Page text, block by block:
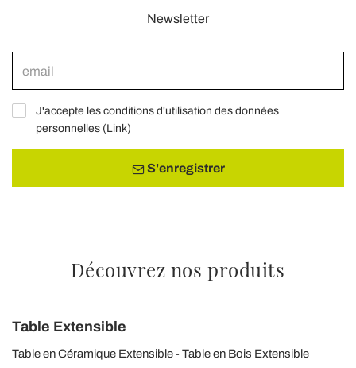
Newsletter
J'accepte les conditions d'utilisation des données
personnelles (Link)
S'enregistrer
Découvrez nos produits
Table Extensible
Table en Céramique Extensible
Table en Bois Extensible